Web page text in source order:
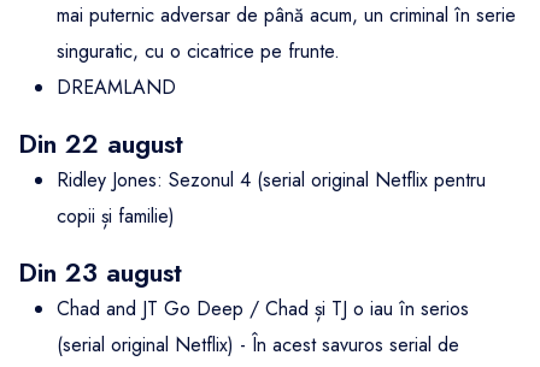
mai puternic adversar de până acum, un criminal în serie
singuratic, cu o cicatrice pe frunte.
DREAMLAND
Din 22 august
Ridley Jones: Sezonul 4 (serial original Netflix pentru
copii și familie)
Din 23 august
Chad and JT Go Deep / Chad și TJ o iau în serios
(serial original Netflix) - În acest savuros serial de